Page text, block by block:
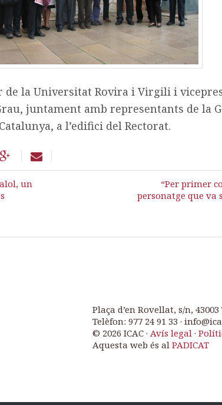
la Universitat Rovira i Virgili i
juntament amb representants de la
Catalunya, a l’edifici del Rectorat.
un
“Per primer
personatge que va
Plaça d’en Rovellat, s/n,
Telèfon: 977 24 91 33 ·
© 2026 ICAC · Avís legal ·
Aquesta web és alPADICAT